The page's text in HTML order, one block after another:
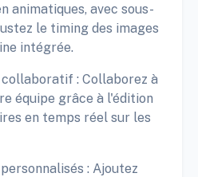
animatiques, avec sous-
le timing des images
intégrée.
: Collaborez à
équipe grâce à l'édition
en temps réel sur les
: Ajoutez